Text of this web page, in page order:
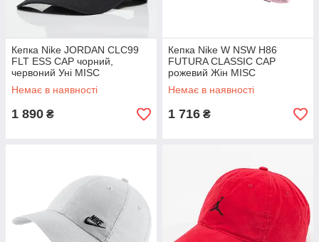
Кепка Nike JORDAN CLC99
FLT ESS CAP чорний,
червоний Уні MISC
Немає в наявності
1 890 ₴
Кепка Nike W NSW H86
FUTURA CLASSIC CAP
рожевий Жін MISC
Немає в наявності
1 716 ₴